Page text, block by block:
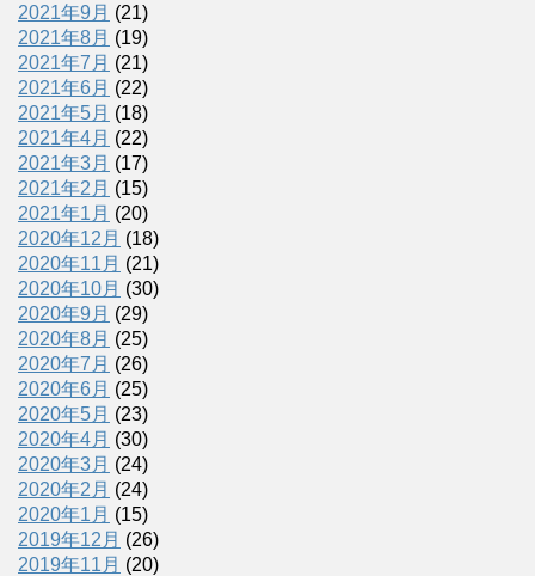
2021年9月 (21)
2021年8月 (19)
2021年7月 (21)
2021年6月 (22)
2021年5月 (18)
2021年4月 (22)
2021年3月 (17)
2021年2月 (15)
2021年1月 (20)
2020年12月 (18)
2020年11月 (21)
2020年10月 (30)
2020年9月 (29)
2020年8月 (25)
2020年7月 (26)
2020年6月 (25)
2020年5月 (23)
2020年4月 (30)
2020年3月 (24)
2020年2月 (24)
2020年1月 (15)
2019年12月 (26)
2019年11月 (20)